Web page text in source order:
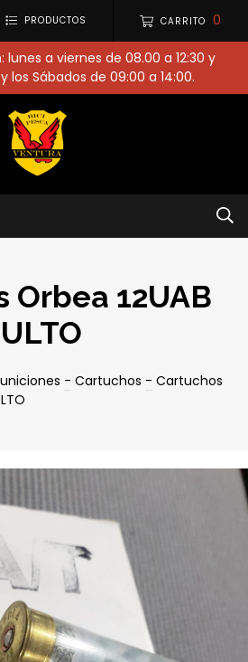
PRODUCTOS CARRITO 0
a viernes de 08.00 a 12:30 y
los Sábados de 09:00 a 14:00.
Orbea 12UAB
- Cartuchos - Cartuchos